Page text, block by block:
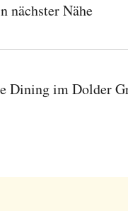
nächster Nähe
Dining im Dolder